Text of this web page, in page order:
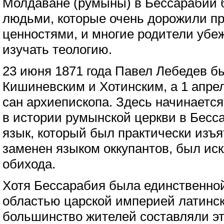
Молдаване (румыны) в Бессарабии
людьми, которые очень дорожили
ценностями, и многие родители
изучать теологию.
23 июня 1871 года Павел Лебедев
Кишиневским и Хотинским, а 1
сан архиепископа. Здесь
в истории румынской церкви в
язык, который был практически
заменен языком оккупантов, был
обихода.
Хотя Бессарабия была
областью царской империей
большинство жителей составляли